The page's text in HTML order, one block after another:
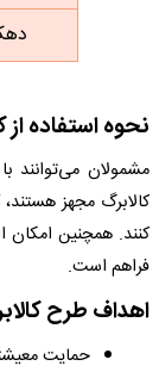
نحوه استفاده از
مشمولان می‌توانند
کالابرگ مجهز
کنند. همچنین امکان
فراهم است.
اهداف طرح
حمایت